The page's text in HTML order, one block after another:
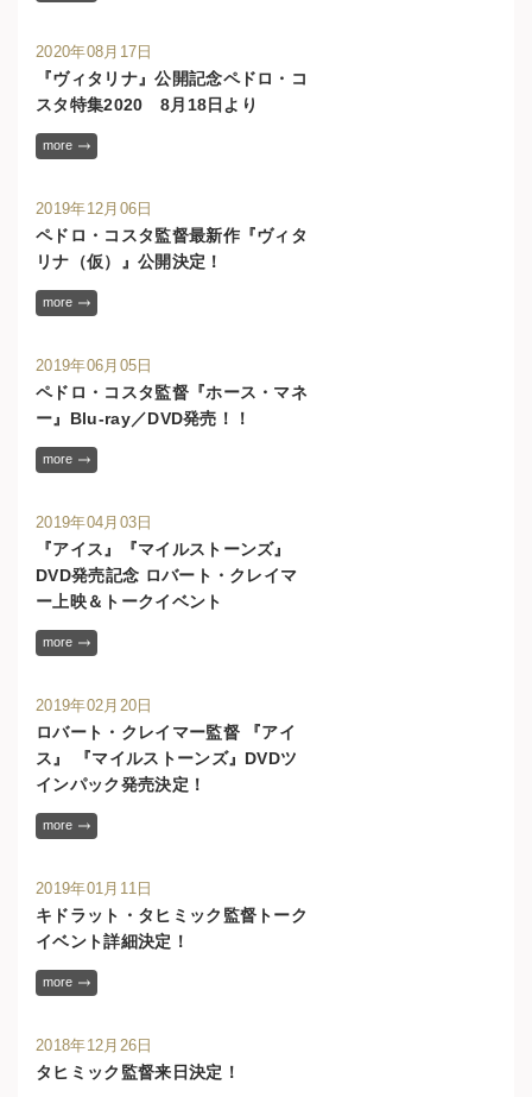
2020年08月17日
『ヴィタリナ』公開記念ペドロ・コ
スタ特集2020 8月18日より
more
2019年12月06日
ペドロ・コスタ監督最新作『ヴィタ
リナ（仮）』公開決定！
more
2019年06月05日
ペドロ・コスタ監督『ホース・マネ
ー』Blu-ray／DVD発売！！
more
2019年04月03日
『アイス』『マイルストーンズ』
DVD発売記念 ロバート・クレイマ
ー上映＆トークイベント
more
2019年02月20日
ロバート・クレイマー監督 『アイ
ス』 『マイルストーンズ』DVDツ
インパック発売決定！
more
2019年01月11日
キドラット・タヒミック監督トーク
イベント詳細決定！
more
2018年12月26日
タヒミック監督来日決定！